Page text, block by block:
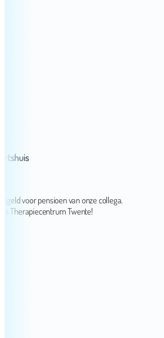
voor pensioen van onze collega.
Twente!